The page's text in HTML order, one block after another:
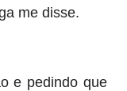
me disse.
e pedindo que